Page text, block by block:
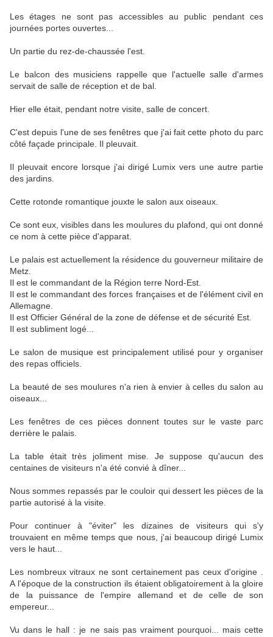
Les étages ne sont pas accessibles au public pendant ces
journées portes ouvertes...
Un partie du rez-de-chaussée l'est.
Le balcon des musiciens rappelle que l'actuelle salle d'armes
servait de salle de réception et de bal.
Hier elle était, pendant notre visite, salle de concert.
C'est depuis l'une de ses fenêtres que j'ai fait cette photo du parc
côté façade principale. Il pleuvait.
Il pleuvait encore lorsque j'ai dirigé Lumix vers une autre partie
des jardins.
Cette rotonde romantique jouxte le salon aux oiseaux.
Ce sont eux, visibles dans les moulures du plafond, qui ont donné
ce nom à cette pièce d'apparat.
Le palais est actuellement la résidence du gouverneur militaire de
Metz.
Il est le commandant de la Région terre Nord-Est.
Il est le commandant des forces françaises et de l'élément civil en
Allemagne.
Il est Officier Général de la zone de défense et de sécurité Est.
Il est subliment logé...
Le salon de musique est principalement utilisé pour y organiser
des repas officiels.
La beauté de ses moulures n'a rien à envier à celles du salon au
oiseaux...
Les fenêtres de ces pièces donnent toutes sur le vaste parc
derrière le palais.
La table était très joliment mise. Je suppose qu'aucun des
centaines de visiteurs n'a été convié à dîner...
Nous sommes repassés par le couloir qui dessert les pièces de la
partie autorisé à la visite.
Pour continuer à "éviter" les dizaines de visiteurs qui s'y
trouvaient en même temps que nous, j'ai beaucoup dirigé Lumix
vers le haut...
Les nombreux vitraux ne sont certainement pas ceux d'origine .
A l'époque de la construction ils étaient obligatoirement à la gloire
de la puissance de l'empire allemand et de celle de son
empereur...
Vu dans le hall : je ne sais pas vraiment pourquoi... mais cette